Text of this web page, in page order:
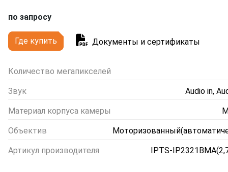
по запросу
Где купить Документы и сертификаты
Количество мегапикселей
Звук Audio in,
Материал корпуса камеры
Объектив
Артикул производителя IPTS-